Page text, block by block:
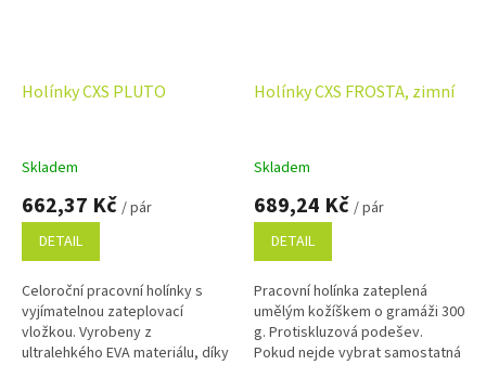
Holínky CXS PLUTO
Skladem
662,37 Kč / pár
DETAIL
Celoroční pracovní holínky s
vyjímatelnou zateplovací
vložkou. Vyrobeny z
ultralehkého EVA materiálu, díky
Holínky CXS FROSTA, zimní
Skladem
689,24 Kč / pár
DETAIL
Pracovní holínka zateplená
umělým kožíškem o gramáži 300
g. Protiskluzová podešev.
Pokud nejde vybrat samostatná